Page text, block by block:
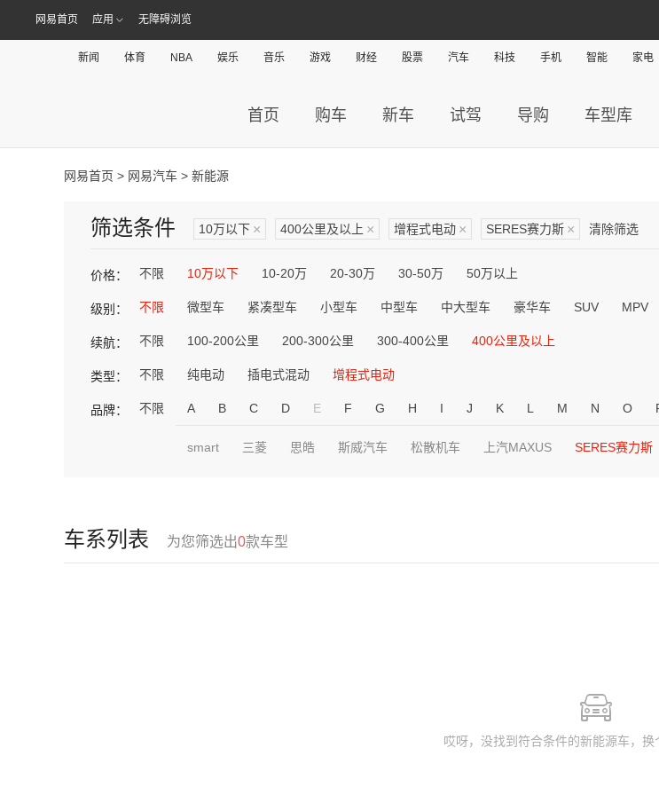
网易首页 应用 无障碍浏览
新闻 体育 NBA 娱乐 音乐 游戏 财经 股票 汽车 科技 手机 智能 家电
首页 购车 新车 试驾 导购 车型库
网易首页 > 网易汽车 > 新能源
筛选条件 10万以下 × 400公里及以上 × 增程式电动 × SERES赛力斯 × 清除筛选
价格： 不限 10万以下 10-20万 20-30万 30-50万 50万以上
级别： 不限 微型车 紧凑型车 小型车 中型车 中大型车 豪华车 SUV MPV
续航： 不限 100-200公里 200-300公里 300-400公里 400公里及以上
类型： 不限 纯电动 插电式混动 增程式电动
品牌： 不限 A B C D E F G H I J K L M N O
smart 三菱 思皓 斯威汽车 松散机车 上汽MAXUS SERES赛力斯
车系列表 为您筛选出0款车型
哎呀，没找到符合条件的新能源车，